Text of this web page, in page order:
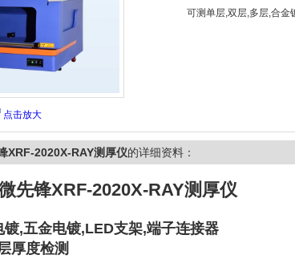
点击放大
可测单层,双层,多层,合金
XRF-2020X-RAY测厚仪的详细资料：
先锋XRF-2020X-RAY测厚仪
镀,五金电镀,LED支架,端子连接器
厚度检测